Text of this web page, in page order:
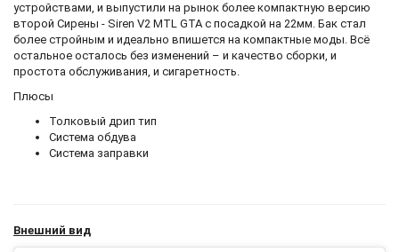
устройствами, и выпустили на рынок более компактную версию
второй Сирены - Siren V2 MTL GTA с посадкой на 22мм. Бак стал
более стройным и идеально впишется на компактные моды. Всё
остальное осталось без изменений – и качество сборки, и
простота обслуживания, и сигаретность.
Плюсы
Толковый дрип тип
Система обдува
Система заправки
Внешний вид